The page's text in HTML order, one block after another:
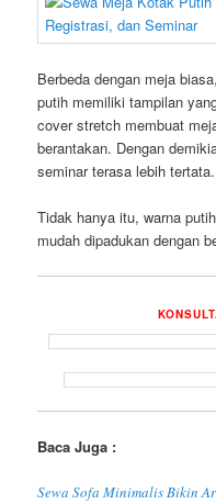
Berbeda dengan meja
putih memiliki tampilan
cover stretch membuat
berantakan. Dengan
seminar terasa lebih tertata.
Tidak hanya itu, warna
mudah dipadukan dengan
Baca Juga :
Sewa Sofa Minimalis Bikin